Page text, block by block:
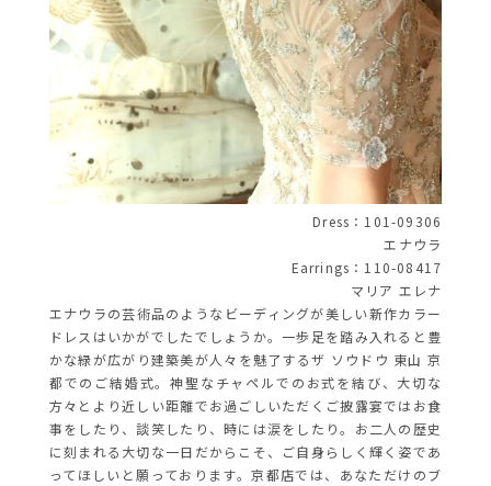
Dress：101-09306
エナウラ
Earrings：110-08417
マリア エレナ
エナウラの芸術品のようなビーディングが美しい新作カラー
ドレスはいかがでしたでしょうか。一歩足を踏み入れると豊
かな緑が広がり建築美が人々を魅了するザ ソウドウ 東山 京
都でのご結婚式。神聖なチャペルでのお式を結び、大切な
方々とより近しい距離でお過ごしいただくご披露宴ではお食
事をしたり、談笑したり、時には涙をしたり。お二人の歴史
に刻まれる大切な一日だからこそ、ご自身らしく輝く姿であ
ってほしいと願っております。京都店では、あなただけのブ